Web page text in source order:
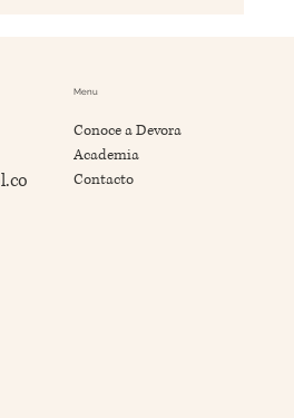
Menu
Conoce a Devora
Academia
Contacto